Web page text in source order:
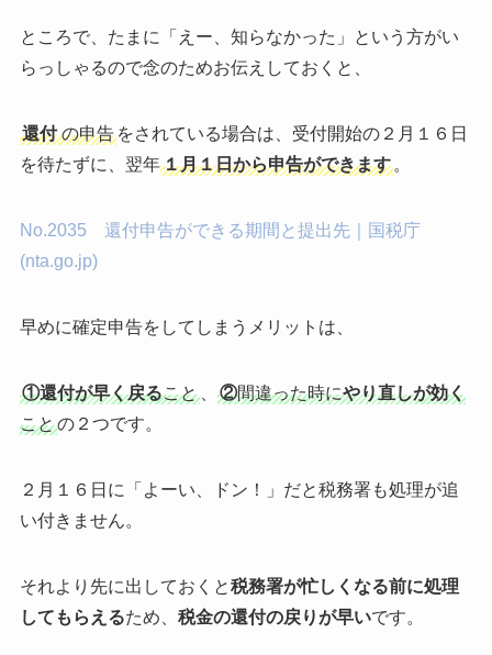
ところで、たまに「えー、知らなかった」という方がい
らっしゃるので念のためお伝えしておくと、
還付 の申告をされている場合は、受付開始の２月１６日
を待たずに、翌年１月１日から申告ができます。
No.2035 還付申告ができる期間と提出先｜国税庁
(nta.go.jp)
早めに確定申告をしてしまうメリットは、
①還付が早く戻ること、 ②間違った時にやり直しが効く
ことの２つです。
２月１６日に「よーい、ドン！」だと税務署も処理が追
い付きません。
それより先に出しておくと税務署が忙しくなる前に処理
してもらえるため、 税金の還付の戻りが早いです。